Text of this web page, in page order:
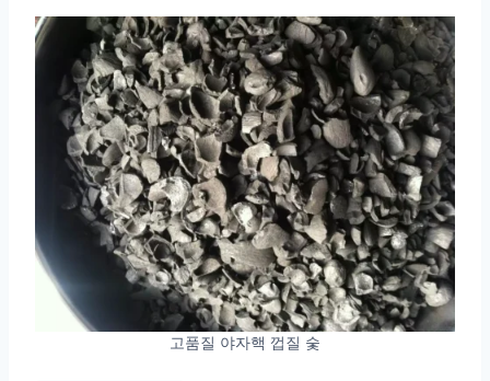
고품질 야자핵 껍질 숯